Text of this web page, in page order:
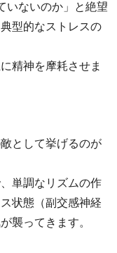
いないのか」と絶望
型的なストレスの
精神を摩耗させま
として挙げるのが
単調なリズムの作
状態（副交感神経
襲ってきます。